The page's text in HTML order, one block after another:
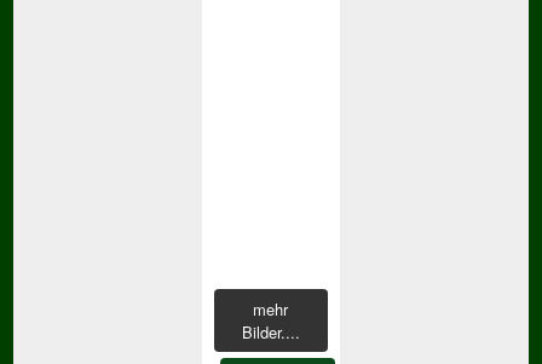
mehr
Bilder....